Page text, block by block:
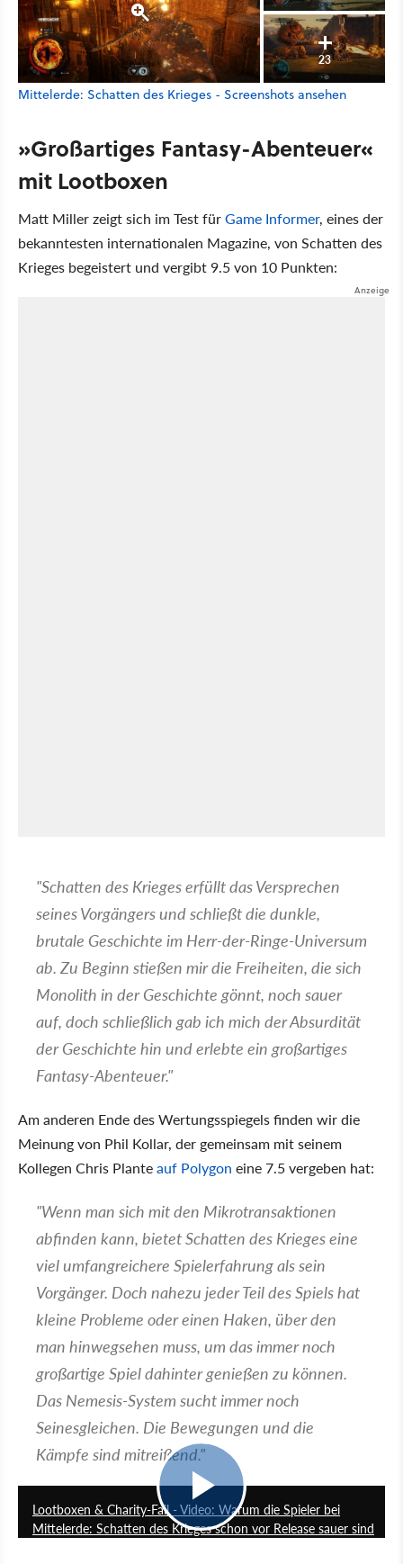
23
Mittelerde: Schatten des Krieges - Screenshots ansehen
»Großartiges Fantasy-Abenteuer«
mit Lootboxen
Matt Miller zeigt sich im Test fürGame Informer, eines der
bekanntesten internationalen Magazine, von Schatten des
Krieges begeistert und vergibt 9.5 von 10 Punkten:
"Schatten des Krieges erfüllt das Versprechen
seines Vorgängers und schließt die dunkle,
brutale Geschichte im Herr-der-Ringe-Universum
ab. Zu Beginn stießen mir die Freiheiten, die sich
Monolith in der Geschichte gönnt, noch sauer
auf, doch schließlich gab ich mich der Absurdität
der Geschichte hin und erlebte ein großartiges
Fantasy-Abenteuer."
Am anderen Ende des Wertungsspiegels finden wir die
Meinung von Phil Kollar, der gemeinsam mit seinem
Kollegen Chris Planteauf Polygon eine 7.5 vergeben hat:
"Wenn man sich mit den Mikrotransaktionen
abfinden kann, bietet Schatten des Krieges eine
viel umfangreichere Spielerfahrung als sein
Vorgänger. Doch nahezu jeder Teil des Spiels hat
kleine Probleme oder einen Haken, über den
man hinwegsehen muss, um das immer noch
großartige Spiel dahinter genießen zu können.
Das Nemesis-System sucht immer noch
Seinesgleichen. Die Bewegungen und die
Kämpfe sind mitreißend."
Lootboxen & Charity-Fail - Video: Warum die Spieler bei
Mittelerde: Schatten des Krieges schon vor Release sauer sind